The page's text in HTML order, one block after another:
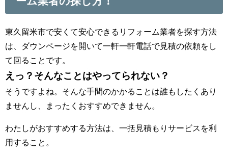
東久留米市で安くて安心できるリフォーム業者を探す方法
は、ダウンページを開いて一軒一軒電話で見積の依頼をし
て回ることです。
えっ？そんなことはやってられない？
そうですよね。そんな手間のかかることは誰もしたくあり
ませんし、まったくおすすめできません。
わたしがおすすめする方法は、一括見積もりサービスを利
用すること。